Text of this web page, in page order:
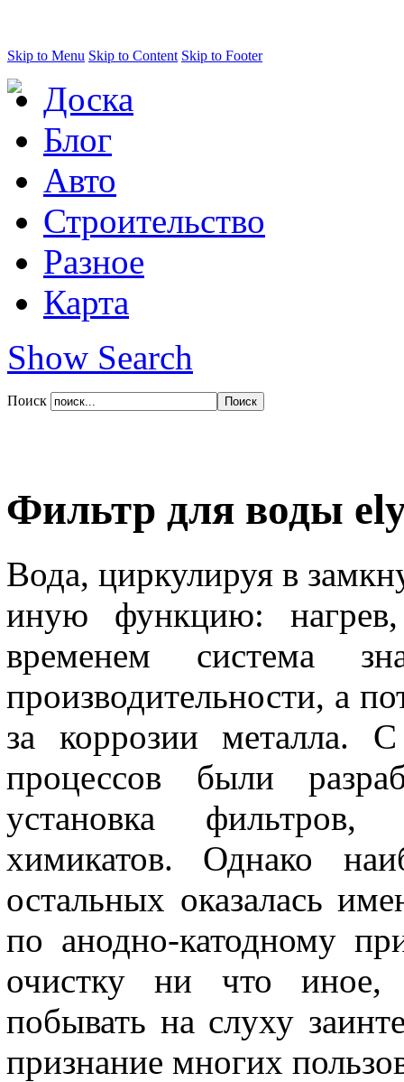
Skip to Menu Skip to Content Skip to Footer
Доска
Блог
Авто
Строительство
Разное
Карта
Show Search
Поиск
Фильтр для воды
Вода, циркулируя в
иную функцию:
временем система
производительности, а
за коррозии металла.
процессов были
установка фильтров,
химикатов. Однако
остальных оказалась
по анодно-катодному
очистку ни что
побывать на слуху
признание многих